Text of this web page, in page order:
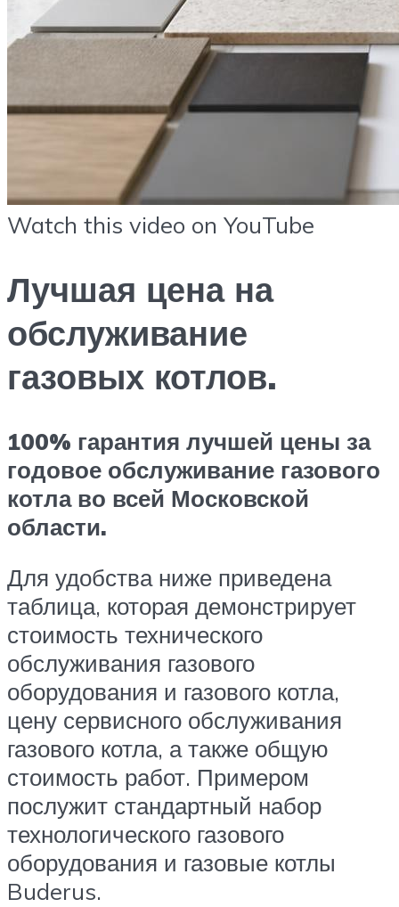
Watch this video on YouTube
Лучшая цена на
обслуживание
газовых котлов.
100% гарантия лучшей цены за
годовое обслуживание газового
котла во всей Московской
области.
Для удобства ниже приведена
таблица, которая демонстрирует
стоимость технического
обслуживания газового
оборудования и газового котла,
цену сервисного обслуживания
газового котла, а также общую
стоимость работ. Примером
послужит стандартный набор
технологического газового
оборудования и газовые котлы
Buderus.